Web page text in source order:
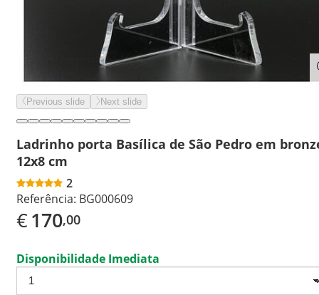
Previous slide Next slide
Ladrinho porta Basílica de São Pedro em
12x8 cm
2
Referência: BG000609
€170,00
Disponibilidade Imediata